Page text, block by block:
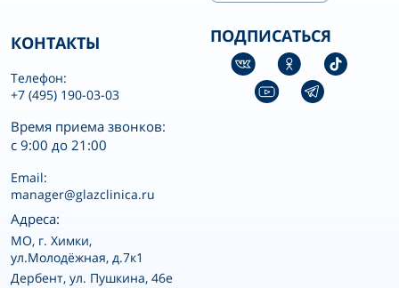
КОНТАКТЫ
Телефон:
+7 (495) 190-03-03
Время приема звонков:
с 9:00 до 21:00
Email:
manager@glazclinica.ru
Адреса:
MO, г. Химки,
ул.Молодёжная, д.7к1
Дербент, ул. Пушкина, 46е
ПОДПИСАТЬСЯ